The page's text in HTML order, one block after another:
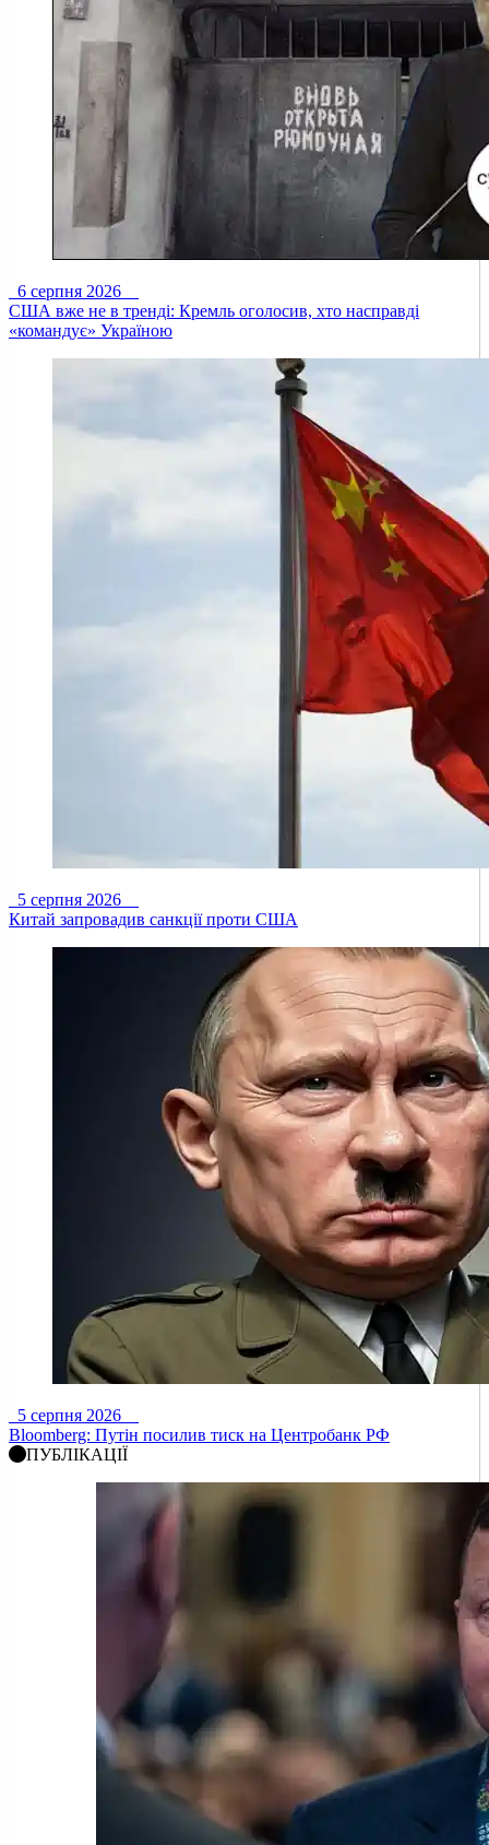
6 серпня 2026
США вже не в тренді: Кремль оголосив, хто насправді
«командує» Україною
5 серпня 2026
Китай запровадив санкції проти США
5 серпня 2026
Bloomberg: Путін посилив тиск на Центробанк РФ
ПУБЛІКАЦІЇ